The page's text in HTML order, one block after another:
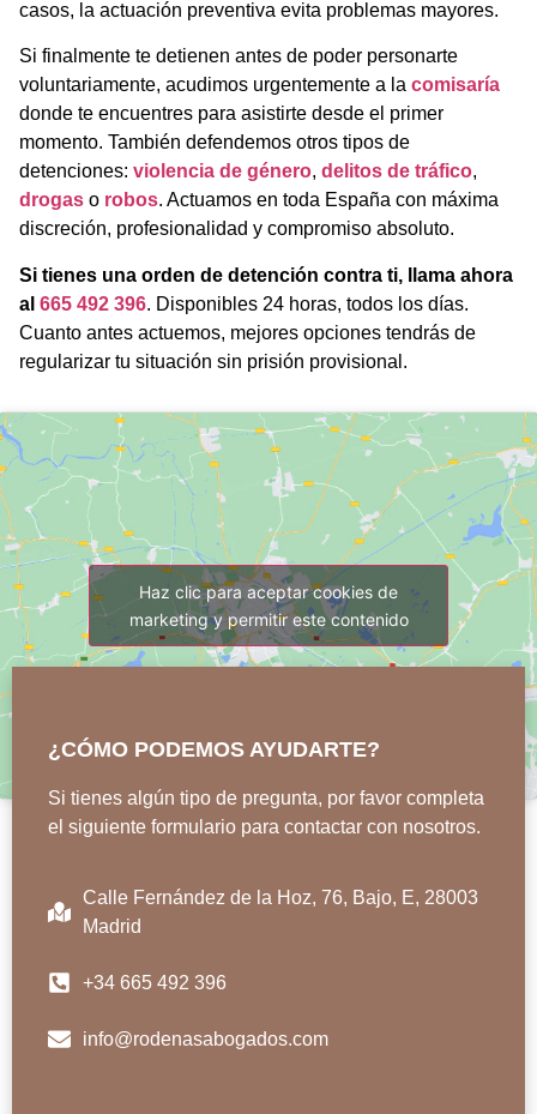
casos, la actuación preventiva evita problemas mayores.
Si finalmente te detienen antes de poder personarte
voluntariamente, acudimos urgentemente a la comisaría
donde te encuentres para asistirte desde el primer
momento. También defendemos otros tipos de
detenciones: violencia de género, delitos de tráfico,
drogas o robos. Actuamos en toda España con máxima
discreción, profesionalidad y compromiso absoluto.
Si tienes una orden de detención contra ti, llama ahora
al 665 492 396. Disponibles 24 horas, todos los días.
Cuanto antes actuemos, mejores opciones tendrás de
regularizar tu situación sin prisión provisional.
Haz clic para aceptar cookies de
marketing y permitir este contenido
¿CÓMO PODEMOS AYUDARTE?
Si tienes algún tipo de pregunta, por favor completa
el siguiente formulario para contactar con nosotros.
Calle Fernández de la Hoz, 76, Bajo, E, 28003
Madrid
+34 665 492 396
info@rodenasabogados.com